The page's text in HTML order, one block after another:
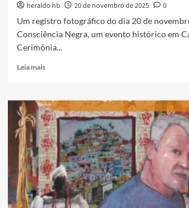
Emily
e
heraldo hb 20 de novembro de 2025
0
Um registro fotográfico do dia 20 de
Consciência Negra, um evento histórico em
Cerimônia...
Leia maisRead
Uma
pequena
lembrança
do
dia
20
de
novembro
de
2014